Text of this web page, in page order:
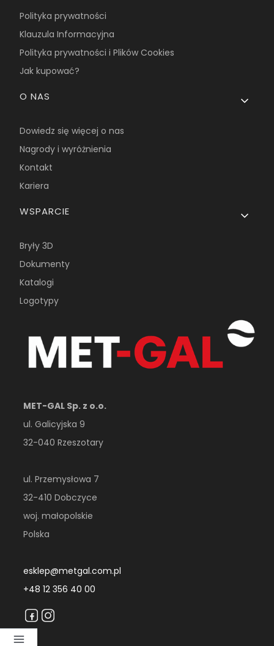
Polityka prywatności
Klauzula Informacyjna
Polityka prywatności i Plików Cookies
Jak kupować?
O NAS
Dowiedz się więcej o nas
Nagrody i wyróżnienia
Kontakt
Kariera
WSPARCIE
Bryły 3D
Dokumenty
Katalogi
Logotypy
MET-GAL Sp. z o.o.
ul. Galicyjska 9
32-040 Rzeszotary
ul. Przemysłowa 7
32-410 Dobczyce
woj. małopolskie
Polska
esklep@metgal.com.pl
+48 12 356 40 00